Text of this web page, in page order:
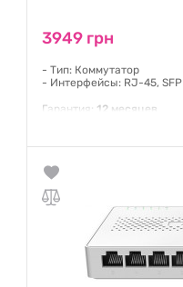
3949 грн
- Тип: Коммутатор
- Интерфейсы: RJ-45, SFP
Гарантия: 12 месяцев